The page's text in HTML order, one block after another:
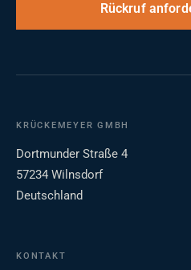
Rückruf
KRÜCKEMEYER GMBH
Dortmunder Straße 4
57234 Wilnsdorf
Deutschland
KONTAKT